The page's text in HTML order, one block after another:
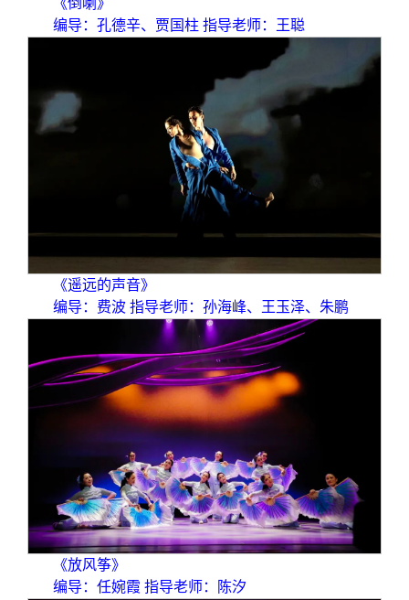
《倒喇》
编导：孔德辛、贾国柱 指导老师：王聪
《遥远的声音》
编导：费波 指导老师：孙海峰、王玉泽、朱鹏
《放风筝》
编导：任婉霞 指导老师：陈汐